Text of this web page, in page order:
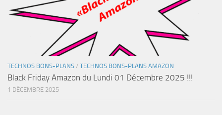
TECHNOS BONS-PLANS / TECHNOS BONS-PLANS AMAZON
Black Friday Amazon du Lundi 01 Décembre 2025 !!!
1 DÉCEMBRE 2025